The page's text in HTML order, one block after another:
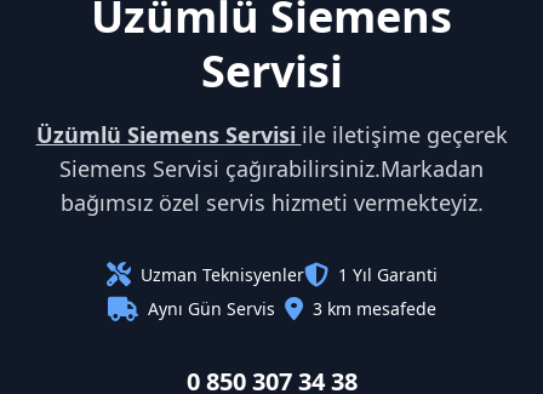
Üzümlü Siemens
Servisi
Üzümlü Siemens Servisi ile iletişime geçerek
Siemens Servisi çağırabilirsiniz.Markadan
bağımsız özel servis hizmeti vermekteyiz.
Uzman Teknisyenler
1 Yıl Garanti
Aynı Gün Servis
3 km mesafede
0 850 307 34 38